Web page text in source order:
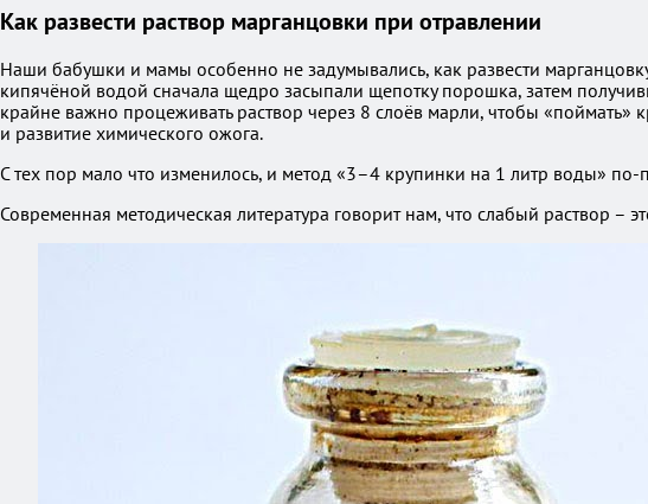
Как развести раствор марганцовки при отравлении
Наши бабушки и мамы особенно не задумывались, как развести
кипячёной водой сначала щедро засыпали щепотку порошка, затем
крайне важно процеживать раствор через 8 слоёв марли, чтобы «поймать»
и развитие химического ожога.
С тех пор мало что изменилось, и метод «3–4 крупинки на 1 литр воды» по-
Современная методическая литература говорит нам, что слабый раствор